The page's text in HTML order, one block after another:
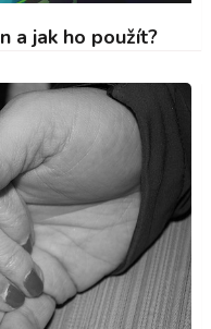
a jak ho použít?